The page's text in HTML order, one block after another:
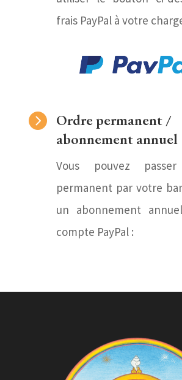
frais PayPal à votre
 Ordre permanent /
abonnement annuel
Vous pouvez
permanent par votre
un abonnement
compte PayPal :